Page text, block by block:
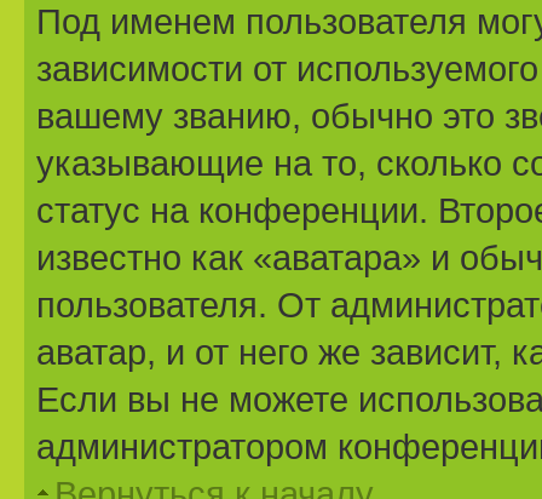
Под именем пользователя
зависимости от
вашему званию, обычно это
указывающие на то, сколько
статус на конференции.
известно как «аватара» и
пользователя. От
аватар, и от него же зависит,
Если вы не можете
администратором